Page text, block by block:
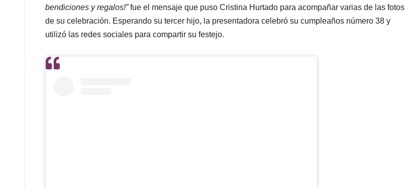
p
p
o
k
I
n
s
bendiciones y regalos!”fue el mensaje que puso Cristina Hurtado para acompañar varias de las fotos
de su celebración. Esperando su tercer hijo, la presentadora celebró su cumpleaños número 38 y
utilizó las redes sociales para compartir su festejo.